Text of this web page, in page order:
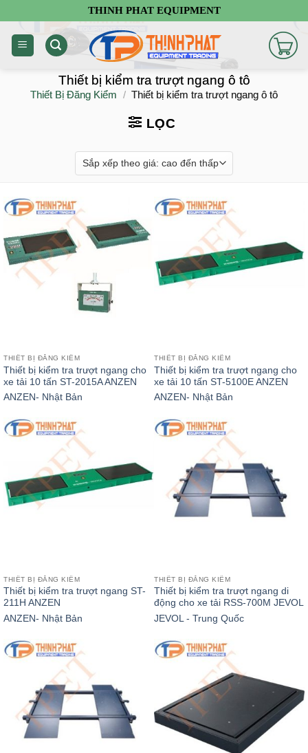
đến
dung
THINH PHAT EQUIPMENT
Thiết bị kiểm tra trượt ngang ô tô
Thiết Bị Đăng Kiểm / Thiết bị kiểm tra trượt ngang ô tô
LỌC
THIẾT BỊ ĐĂNG KIỂM
Thiết bị kiểm tra trượt ngang cho
xe tải 10 tấn ST-2015A ANZEN
ANZEN- Nhật Bản
THIẾT BỊ ĐĂNG KIỂM
Thiết bị kiểm tra trượt ngang cho
xe tải 10 tấn ST-5100E ANZEN
ANZEN- Nhật Bản
THIẾT BỊ ĐĂNG KIỂM
Thiết bị kiểm tra trượt ngang ST-
211H ANZEN
ANZEN- Nhật Bản
THIẾT BỊ ĐĂNG KIỂM
Thiết bị kiểm tra trượt ngang di
động cho xe tải RSS-700M JEVOL
JEVOL - Trung Quốc